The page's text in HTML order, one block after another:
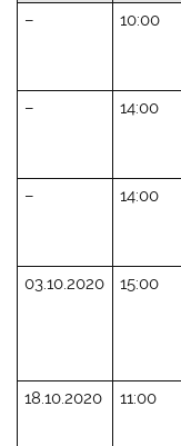
–
10:00
– 14:00
– 14:00
03.10.2020 15:00
18.10.2020
11:00